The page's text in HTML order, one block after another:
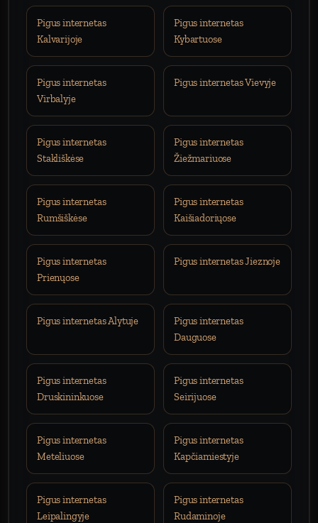
Pigus internetas
Kalvarijoje
Pigus internetas
Kybartuose
Pigus internetas
Virbalyje
Pigus internetas Vievyje
Pigus internetas
Stakliškėse
Pigus internetas
Žiežmariuose
Pigus internetas
Rumšiškėse
Pigus internetas
Kaišiadoriųose
Pigus internetas
Prienųose
Pigus internetas Jieznoje
Pigus internetas Alytuje
Pigus internetas
Dauguose
Pigus internetas
Druskininkuose
Pigus internetas
Seirijuose
Pigus internetas
Meteliuose
Pigus internetas
Kapčiamiestyje
Pigus internetas
Leipalingyje
Pigus internetas
Rudaminoje